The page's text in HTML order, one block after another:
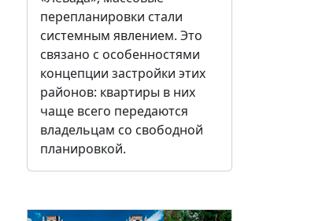
перепланировки стали
системным явлением. Это
связано с особенностями
концепции застройки этих
районов: квартиры в них
чаще всего передаются
владельцам со свободной
планировкой.